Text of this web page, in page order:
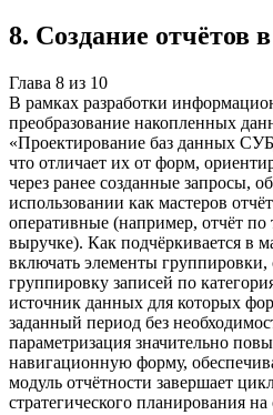
8. Создание отчётов
Глава 8 из 10
В рамках разработки
преобразование накопленных
«Проектирование баз данных
что отличает их от форм,
через ранее созданные запросы,
использовании как мастеров
оперативные (например, отчёт
выручке). Как подчёркивается в
включать элементы группировки,
группировку записей по
источник данных для которых
заданный период без
параметризация значительно
навигационную форму,
модуль отчётности завершает
стратегического планирования